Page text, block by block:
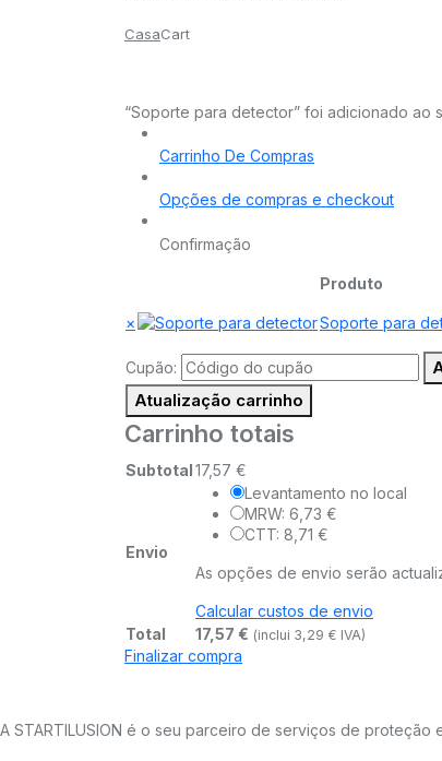
CasaCart
“Soporte para detector” foi adicionado ao
Carrinho De Compras
Opções de compras e checkout
Confirmação
Produto
× Soporte para
Cupão:
Atualização carrinho
Carrinho totais
Subtotal17,57 €
Envio
Levantamento no local
MRW: 6,73 €
CTT: 8,71 €
As opções de envio serão
Calcular custos de envio
Total
17,57 € (inclui 3,29 € IVA)
Finalizar compra
A STARTILUSION é o seu parceiro de serviços de